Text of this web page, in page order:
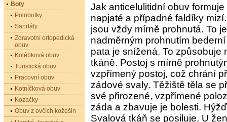
Jak anticelulitidní obuv
napjaté a případné faldíky
jsou vždy mírně prohnutá. To
nadměrným prohnutím
pata je snížená. To
tkáně. Postoj s mírně
vzpřímený postoj, což chrání
zádové svaly. Těžiště těla se
své přirozené, vzpřímené
záda a zbavuje je bolesti.
Svalová tkáň se posiluje. U
Boty
Polobotky
Sandály
Zdravotní ortopedická
obuv
Kolébková obuv
Turistická obuv
Pracovní obuv
Kotníčková obuv
Kozačky
Obuv z ovčích kožešin